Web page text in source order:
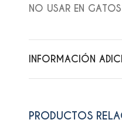
NO USAR EN GATOS
INFORMACIÓN
PRODUCTOS